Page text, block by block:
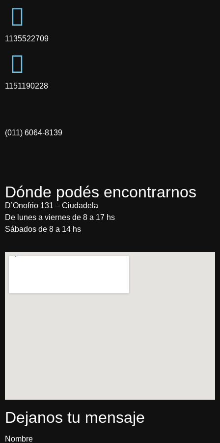
1135522709
1151190228
(011) 6064-8139
Dónde podés encontrarnos
D’Onofrio 131 – Ciudadela
De lunes a viernes de 8 a 17 hs
Sábados de 8 a 14 hs
Dejanos tu mensaje
Nombre